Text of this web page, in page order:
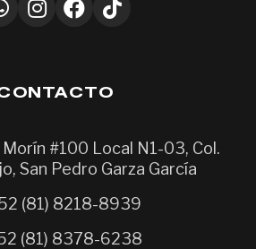
#100 Local N1-03, Col.
San Pedro Garza García
(81) 8218-8939
(81) 8378-6238